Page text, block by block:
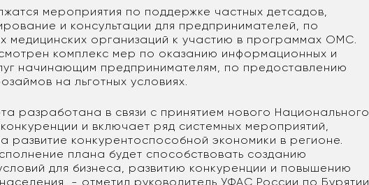
мероприятия по поддержке частных детсадов,
и консультации для предпринимателей, по
медицинских организаций к участию в программах ОМС.
комплекс мер по оказанию информационных и
начинающим предпринимателям, по предоставлению
на льготных условиях.
разработана в связи с принятием нового Национального
и включает ряд системных мероприятий,
развитие конкурентоспособной экономики в регионе.
плана будет способствовать созданию
для бизнеса, развитию конкуренции и повышению
- отметил руководитель УФАС России по Бурятии